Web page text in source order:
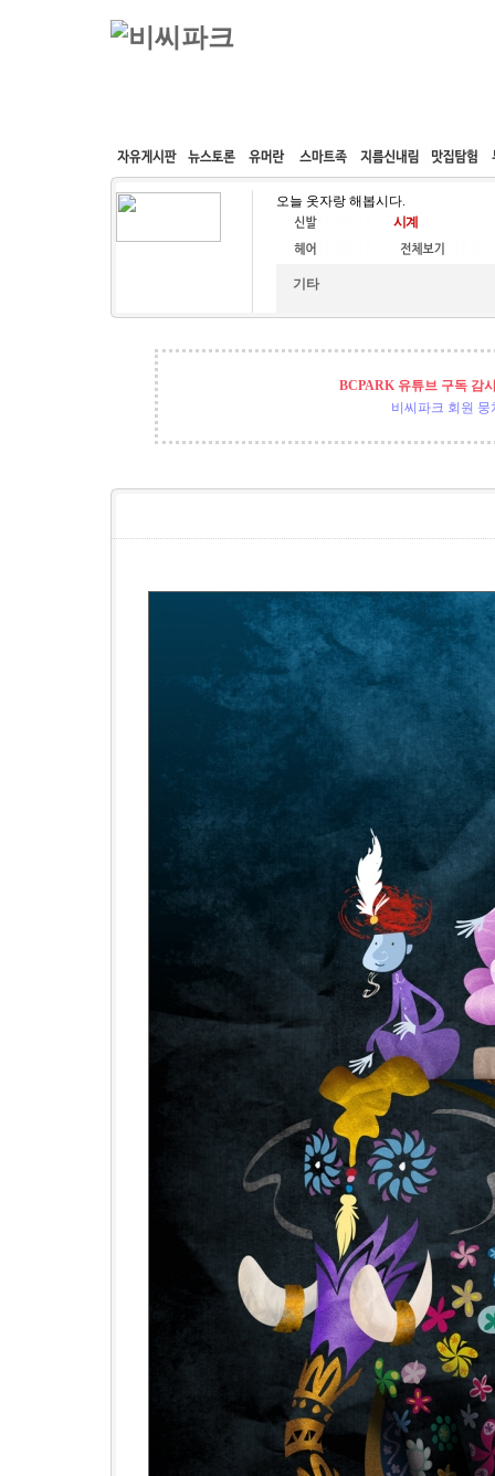
커뮤니티 속도패치 웹호스팅 공동구매
오늘 옷자랑 해봅시다.
기타
BCPARK 유튜브 구독 감
비씨파크 회원 뭉